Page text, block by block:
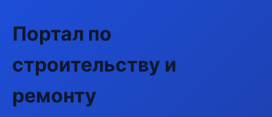
Портал по
строительству и
ремонту